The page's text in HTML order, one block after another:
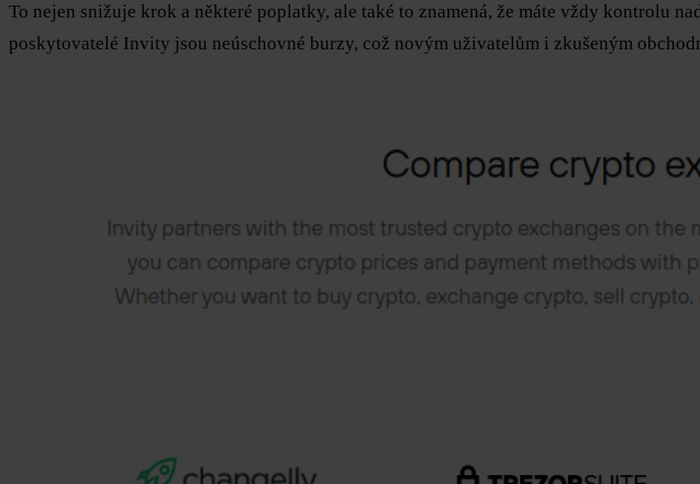
To nejen snižuje krok a některé poplatky, ale také to znamená, že máte vždy kontrolu
poskytovatelé Invity jsou neúschovné burzy, což novým uživatelům i zkušeným